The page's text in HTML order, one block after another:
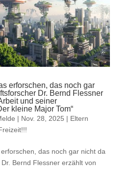
erforschen, das noch gar
Dr. Bernd Flessner
und seiner
kleine Major Tom“
| Nov. 28, 2025 | Eltern
das noch gar nicht da
Bernd Flessner erzählt von